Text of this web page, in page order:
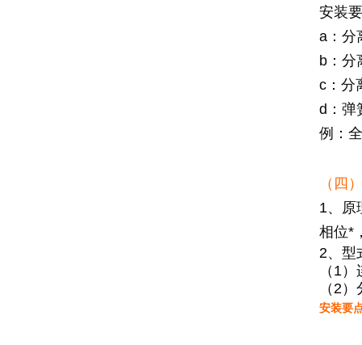
安装
a：分
b：分
c：分
d：弹
例：
（四
1、原
相位*
2、型
（1
（2
安装要